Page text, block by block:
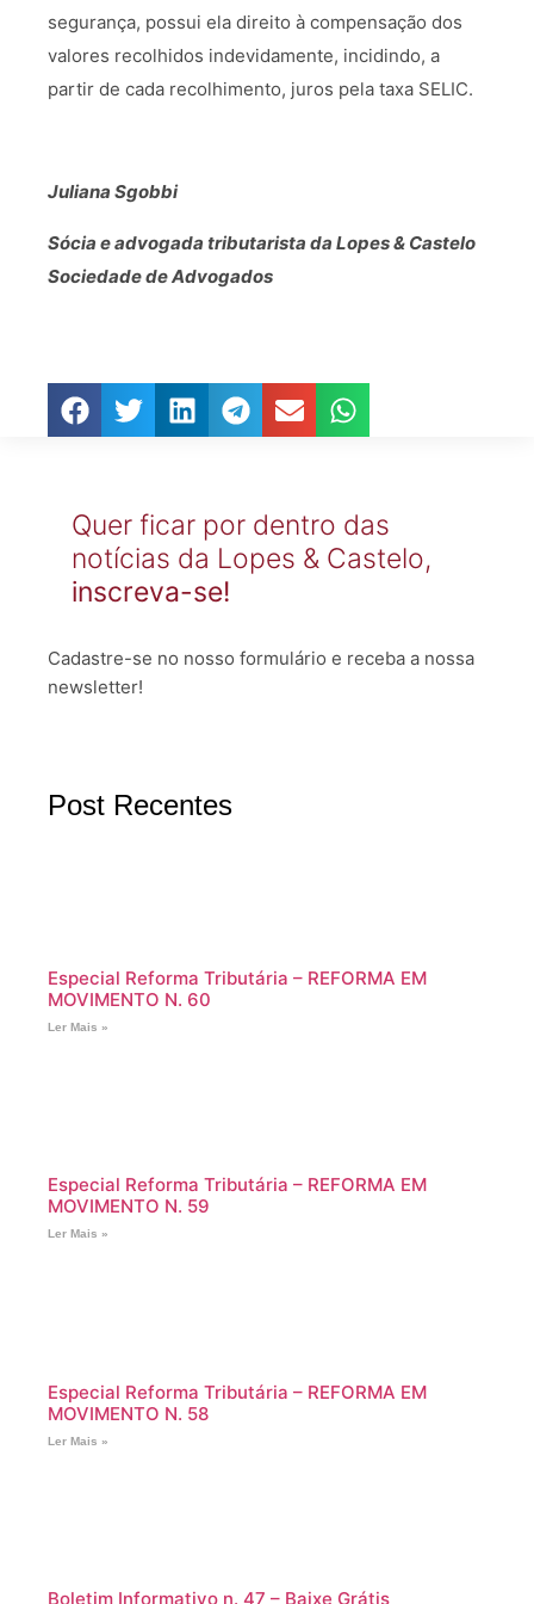
segurança, possui ela direito à compensação dos
valores recolhidos indevidamente, incidindo, a
partir de cada recolhimento, juros pela taxa SELIC.
Juliana Sgobbi
Sócia e advogada tributarista da Lopes & Castelo
Sociedade de Advogados
Quer ficar por dentro das
notícias da Lopes & Castelo,
inscreva-se!
Cadastre-se no nosso formulário e receba a nossa
newsletter!
Post Recentes
Especial Reforma Tributária – REFORMA EM
MOVIMENTO N. 60
Ler Mais »
Especial Reforma Tributária – REFORMA EM
MOVIMENTO N. 59
Ler Mais »
Especial Reforma Tributária – REFORMA EM
MOVIMENTO N. 58
Ler Mais »
Boletim Informativo n. 47 – Baixe Grátis